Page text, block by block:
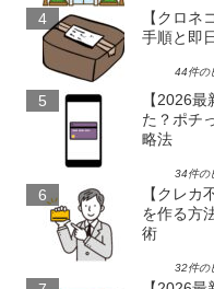
【クロネ
手順と即
44件の
【2026
た？ポチ
略法
34件の
【クレ
を作る方
術
32件の